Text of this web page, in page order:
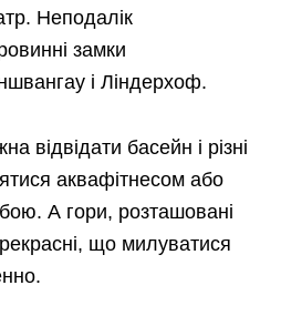
Неподалік
замки
і Ліндерхоф.
відвідати басейн і різні
аквафітнесом або
А гори, розташовані
що милуватися